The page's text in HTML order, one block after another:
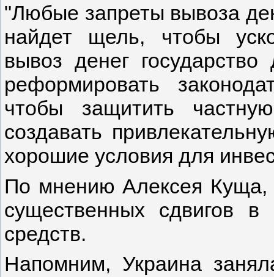
"Любые запреты вывоза
найдет щель, чтобы
вывоз денег
реформировать
чтобы защитить
создавать
хорошие условия для
По мнению Алексея Куща,
существенных сдвигов
средств.
Напомним, Украина